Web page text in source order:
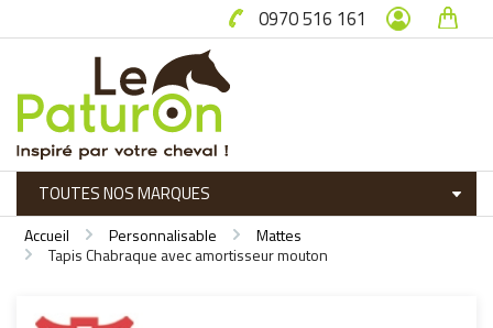
0970 516 161
Accueil Personnalisable
Mattes
Tapis Chabraque avec amortisseur mouton